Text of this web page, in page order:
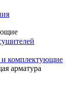
и комплектующие
арматура